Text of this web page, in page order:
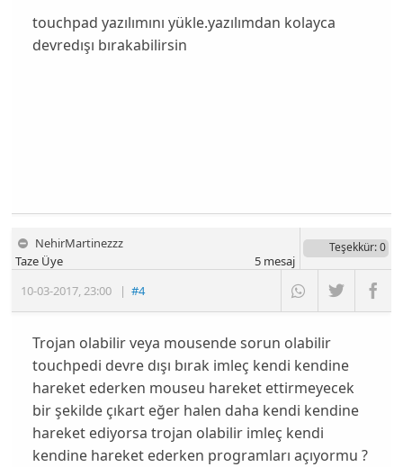
touchpad yazılımını yükle.yazılımdan kolayca
devredışı bırakabilirsin
NehirMartinezzz
10-03-2017,23:00 |#4
Taze Üye
Teşekkür: 0
5mesaj
Trojan olabilir veya mousende sorun olabilir
touchpedi devre dışı bırak imleç kendi kendine
hareket ederken mouseu hareket ettirmeyecek
bir şekilde çıkart eğer halen daha kendi kendine
hareket ediyorsa trojan olabilir imleç kendi
kendine hareket ederken programları açıyormu ?